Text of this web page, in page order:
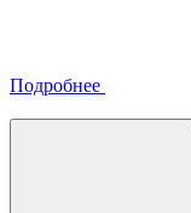
Подробнее